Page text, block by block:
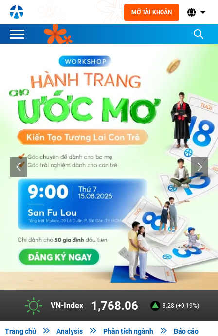
MỞ TÀI KHOẢN
VN-Index 1,768.06 3.28 (+0.19%)
Trang chủ  Analysis  Phân tích ngành 
Báo cáo